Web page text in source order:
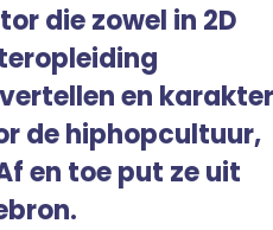
die zowel in 2D
en karakter
de hiphopcultuur,
en toe put ze uit